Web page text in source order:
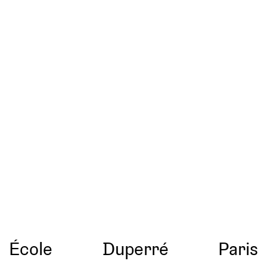
École Duperré Paris